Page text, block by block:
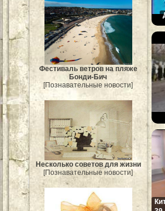
Фестиваль ветров на пляже
Бонди-Бич
[Познавательные новости]
Несколько советов для жизни
[Познавательные новости]